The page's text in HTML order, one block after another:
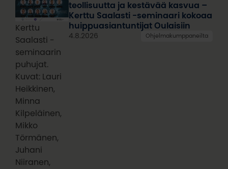
Kerttu
Saalasti -
seminaarin
puhujat.
Kuvat: Lauri
Heikkinen,
Minna
Kilpeläinen,
Mikko
Törmänen,
Juhani
Niiranen,
teollisuutta ja kestävää kasvua –
Kerttu Saalasti -seminaari kokoaa
huippuasiantuntijat Oulaisiin
4.8.2026 Ohjelmakumppaneilta